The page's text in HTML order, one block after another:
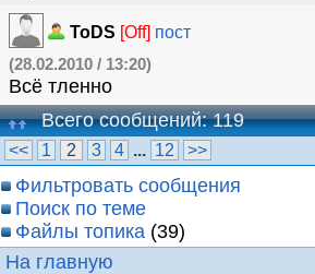
ToDS [Off] пост
(28.02.2010 / 13:20)
Всё тлeнно
Всего сообщений: 119
<< 1 2 3 4 ... 12 >>
Фильтровать сообщения
Поиск по теме
Файлы топика (39)
На главную